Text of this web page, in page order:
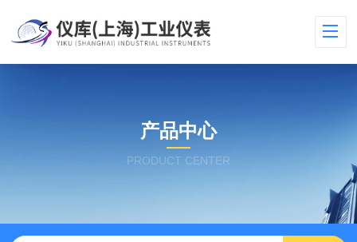
产品中心
PRODUCT CENTER